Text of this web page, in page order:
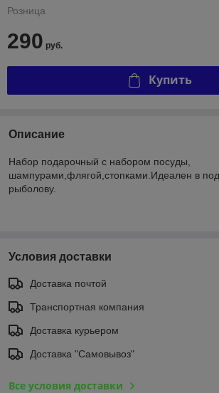
Розница
290 руб.
Купить
Описание
Набор подарочный с набором посуды,
шампурами,флягой,стопками.Идеален в
рыболову.
Условия доставки
Доставка почтой
Транспортная компания
Доставка курьером
Доставка "Самовывоз"
Все условия доставки